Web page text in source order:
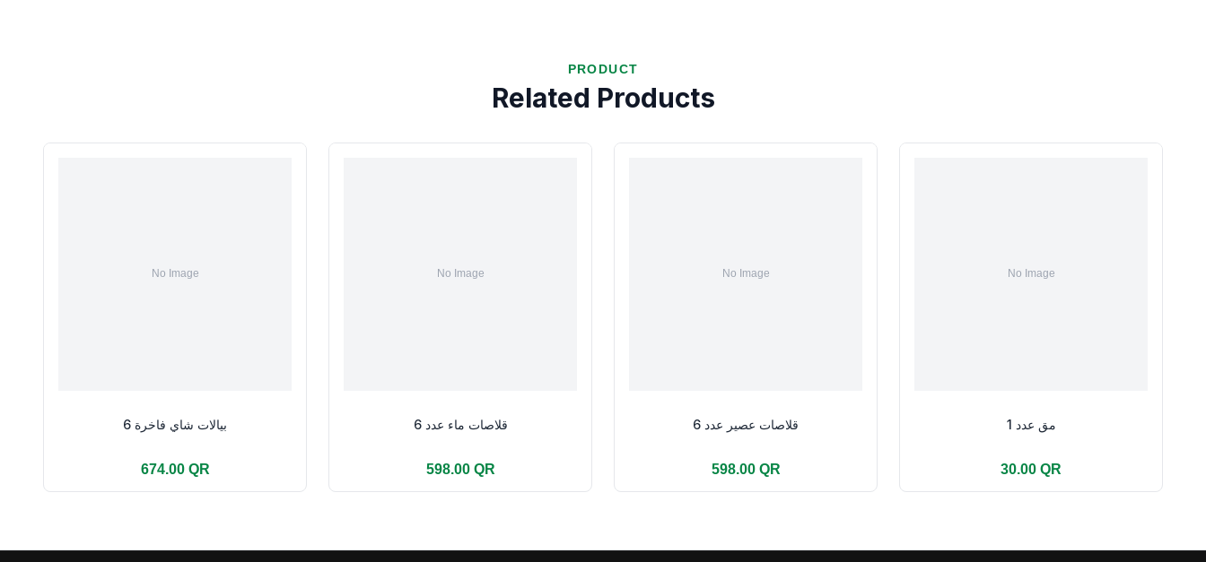
PRODUCT
Related Products
بيالات شاي فاخرة 6
674.00 QR
قلاصات ماء عدد 6
598.00 QR
قلاصات عصير عدد 6
598.00 QR
مق عدد 1
30.00 QR